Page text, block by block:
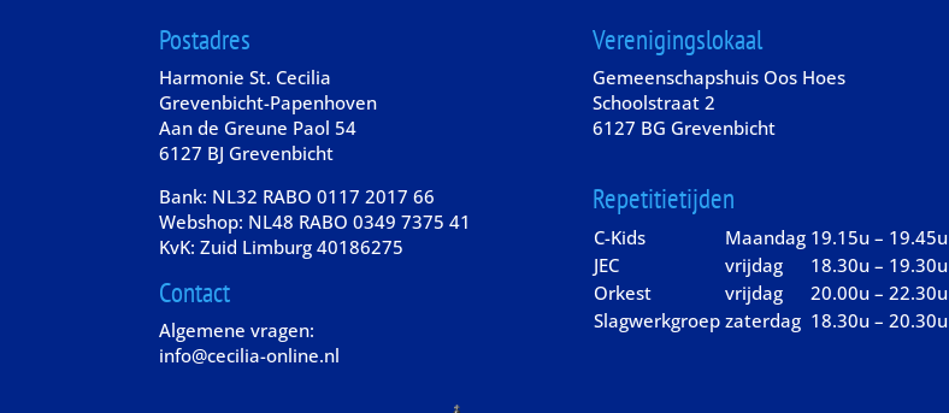
Postadres
Harmonie St. Cecilia
Grevenbicht-Papenhoven
Aan de Greune Paol 54
6127 BJ Grevenbicht
Bank: NL32 RABO 0117 2017 66
Webshop: NL48 RABO 0349 7375 41
KvK: Zuid Limburg 40186275
Contact
Algemene vragen:
info@cecilia-online.nl
Verenigingslokaal
Gemeenschapshuis Oos Hoes
Schoolstraat 2
6127 BG Grevenbicht
Repetitietijden
C-Kids Maandag 19.15u – 19.45u
JEC
vrijdag
18.30u – 19.30u
Orkest
vrijdag
20.00u – 22.30u
Slagwerkgroep zaterdag 18.30u – 20.30u